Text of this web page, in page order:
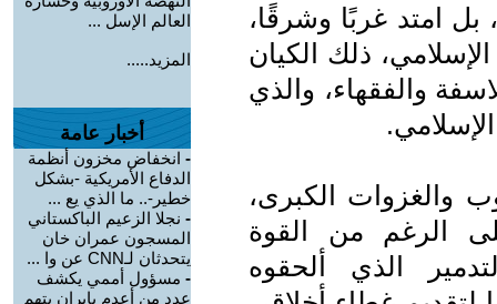
امتد غربًا وشرقًا،
ذلك الكيان
والفقهاء، والذي
والغزوات الكبرى،
الرغم من القوة
الذي ألحقوه
العالم الإسل ...
المزيد.....
أخبار عامة
- انخفاض مخزون أنظمة
الدفاع الأمريكية -بشكل
خطير-.. ما الذي يع ...
- نجلا الزعيم الباكستاني
المسجون عمران خان
يتحدثان لـCNN عن وا ...
- مسؤول أممي يكشف
عدد من أعدم بإيران بتهم